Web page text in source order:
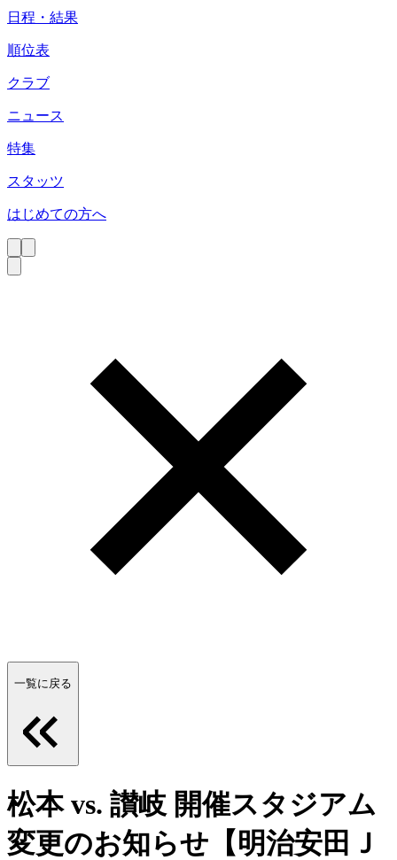
日程・結果
順位表
クラブ
ニュース
特集
スタッツ
はじめての方へ
一覧に戻る
松本 vs. 讃岐 開催スタジアム
変更のお知らせ【明治安田Ｊ